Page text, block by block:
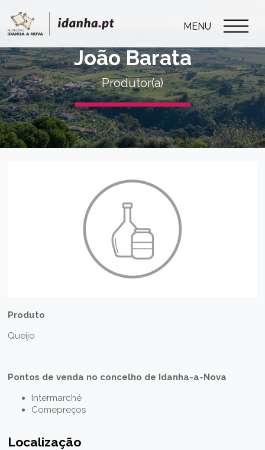
MENU
João Barata
Produtor(a)
Produto
Queijo
Pontos de venda no concelho de Idanha-a-Nova
Intermarché
Comepreços
Localização